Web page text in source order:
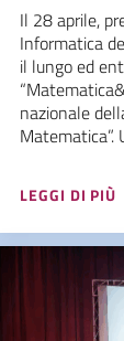
Il 28 aprile,
Informatica
il lungo ed
nazionale
Matematica”.
LEGGI DI PIÙ